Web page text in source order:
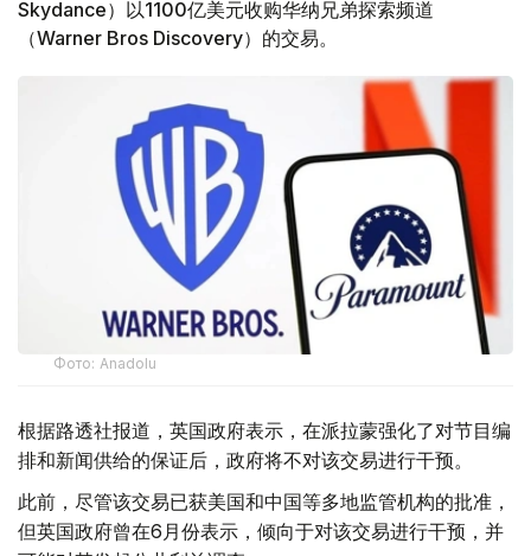
Skydance）以1100亿美元收购华纳兄弟探索频道
（Warner Bros Discovery）的交易。
Фото: Аnadolu
根据路透社报道，英国政府表示，在派拉蒙强化了对节目编
排和新闻供给的保证后，政府将不对该交易进行干预。
此前，尽管该交易已获美国和中国等多地监管机构的批准，
但英国政府曾在6月份表示，倾向于对该交易进行干预，并